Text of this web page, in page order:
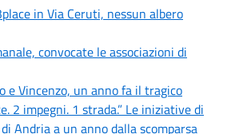
in Via Ceruti, nessun albero
convocate le associazioni di
e Vincenzo, un anno fa il tragico
2 impegni. 1 strada.” Le iniziative di
Andria a un anno dalla scomparsa